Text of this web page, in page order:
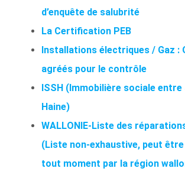
d’enquête de salubrité
La Certification PEB
Installations électriques / Gaz :
agréés pour le contrôle
ISSH (Immobilière sociale entre
Haine)
WALLONIE-Liste des
(Liste non-exhaustive, peut
tout moment par la région